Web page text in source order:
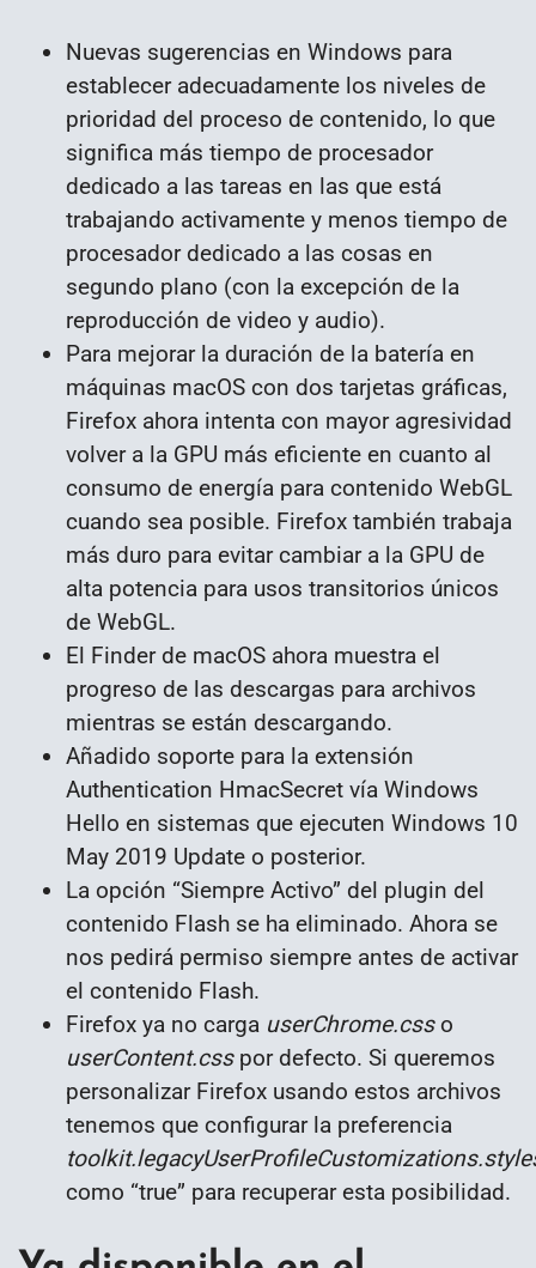
Nuevas sugerencias en Windows para
establecer adecuadamente los niveles de
prioridad del proceso de contenido, lo que
significa más tiempo de procesador
dedicado a las tareas en las que está
trabajando activamente y menos tiempo de
procesador dedicado a las cosas en
segundo plano (con la excepción de la
reproducción de video y audio).
Para mejorar la duración de la batería en
máquinas macOS con dos tarjetas gráficas,
Firefox ahora intenta con mayor agresividad
volver a la GPU más eficiente en cuanto al
consumo de energía para contenido WebGL
cuando sea posible. Firefox también trabaja
más duro para evitar cambiar a la GPU de
alta potencia para usos transitorios únicos
de WebGL.
El Finder de macOS ahora muestra el
progreso de las descargas para archivos
mientras se están descargando.
Añadido soporte para la extensión
Authentication HmacSecret vía Windows
Hello en sistemas que ejecuten Windows 10
May 2019 Update o posterior.
La opción “Siempre Activo” del plugin del
contenido Flash se ha eliminado. Ahora se
nos pedirá permiso siempre antes de activar
el contenido Flash.
Firefox ya no carga userChrome.csso
userContent.csspor defecto. Si queremos
personalizar Firefox usando estos archivos
tenemos que configurar la preferencia
como “true” para recuperar esta posibilidad.